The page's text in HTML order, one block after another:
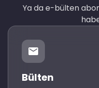
Ya da e-bülten
Bülten